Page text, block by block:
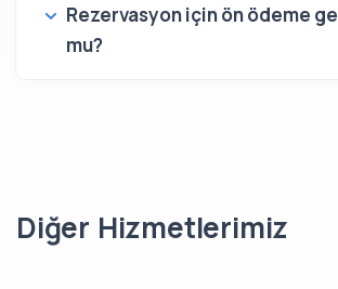
Rezervasyon için ön ödeme
mu?
Diğer Hizmetlerimiz